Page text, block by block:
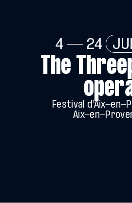
4 — 24
The
Festival d'Aix-en-
Aix-en-